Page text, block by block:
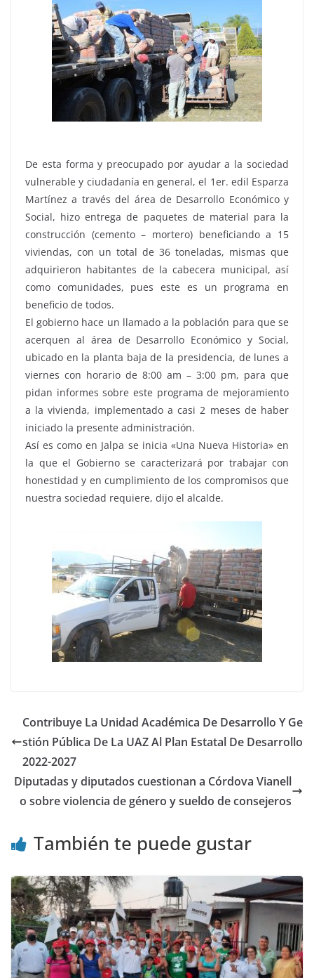
De esta forma y preocupado por ayudar a la sociedad
vulnerable y ciudadanía en general, el 1er. edil Esparza
Martínez a través del área de Desarrollo Económico y
Social, hizo entrega de paquetes de material para la
construcción (cemento – mortero) beneficiando a 15
viviendas, con un total de 36 toneladas, mismas que
adquirieron habitantes de la cabecera municipal, así
como comunidades, pues este es un programa en
beneficio de todos.
El gobierno hace un llamado a la población para que se
acerquen al área de Desarrollo Económico y Social,
ubicado en la planta baja de la presidencia, de lunes a
viernes con horario de 8:00 am – 3:00 pm, para que
pidan informes sobre este programa de mejoramiento
a la vivienda, implementado a casi 2 meses de haber
iniciado la presente administración.
Así es como en Jalpa se inicia «Una Nueva Historia» en
la que el Gobierno se caracterizará por trabajar con
honestidad y en cumplimiento de los compromisos que
nuestra sociedad requiere, dijo el alcalde.
Contribuye La Unidad Académica De Desarrollo Y Ge
stión Pública De La UAZ Al Plan Estatal De Desarrollo
2022-2027
Diputadas y diputados cuestionan a Córdova Vianell
o sobre violencia de género y sueldo de consejeros
También te puede gustar